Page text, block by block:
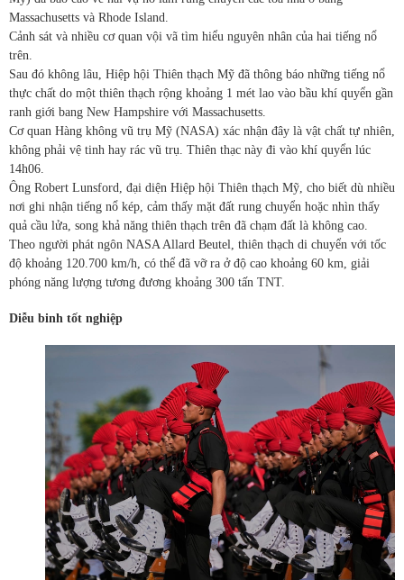
Massachusetts và Rhode Island.
Cảnh sát và nhiều cơ quan vội vã tìm hiểu nguyên nhân của hai tiếng nổ
trên.
Sau đó không lâu, Hiệp hội Thiên thạch Mỹ đã thông báo những tiếng nổ
thực chất do một thiên thạch rộng khoảng 1 mét lao vào bầu khí quyển gần
ranh giới bang New Hampshire với Massachusetts.
Cơ quan Hàng không vũ trụ Mỹ (NASA) xác nhận đây là vật chất tự nhiên,
không phải vệ tinh hay rác vũ trụ. Thiên thạc này đi vào khí quyển lúc
14h06.
Ông Robert Lunsford, đại diện Hiệp hội Thiên thạch Mỹ, cho biết dù nhiều
nơi ghi nhận tiếng nổ kép, cảm thấy mặt đất rung chuyển hoặc nhìn thấy
quả cầu lửa, song khả năng thiên thạch trên đã chạm đất là không cao.
Theo người phát ngôn NASA Allard Beutel, thiên thạch di chuyển với tốc
độ khoảng 120.700 km/h, có thể đã vỡ ra ở độ cao khoảng 60 km, giải
phóng năng lượng tương đương khoảng 300 tấn TNT.
Diễu binh tốt nghiệp